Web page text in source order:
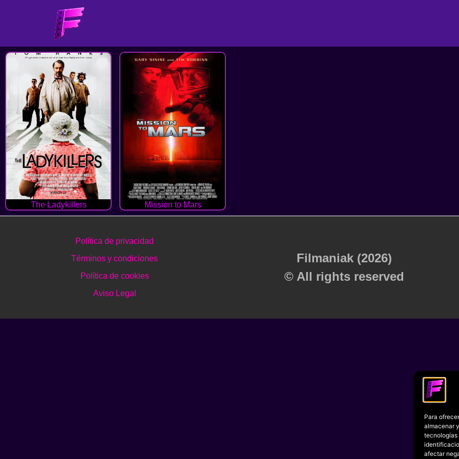
Para
almacenar
tecnologías
afectar
The Ladykillers Mission to Mars
Política de privacidad
Términos y condiciones
Política de cookies
Aviso Legal
Filmaniak (2026)
© All rights reserved